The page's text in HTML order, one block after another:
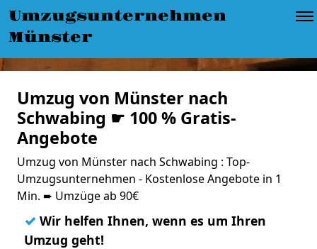
Umzugsunternehmen
Münster
Umzug von Münster nach
Schwabing ☛ 100 % Gratis-
Angebote
Umzug von Münster nach Schwabing : Top-
Umzugsunternehmen - Kostenlose Angebote in 1
Min. ➨ Umzüge ab 90€
✓ Wir helfen Ihnen, wenn es um Ihren
Umzug geht!